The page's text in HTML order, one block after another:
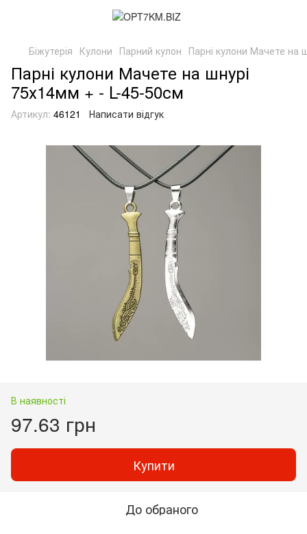
Біжутерія Кулони Парний кулон Парні кулони Мачете на
Парні кулони Мачете на шнурі
75х14мм + - L-45-50см
Артикул: 46121 Написати відгук
В наявності
97.63 грн
Купити
До обраного